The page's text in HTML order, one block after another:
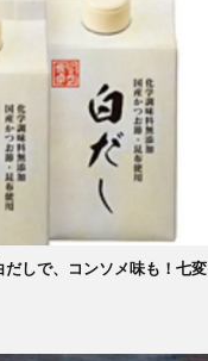
だしで、コンソメ味も！七変